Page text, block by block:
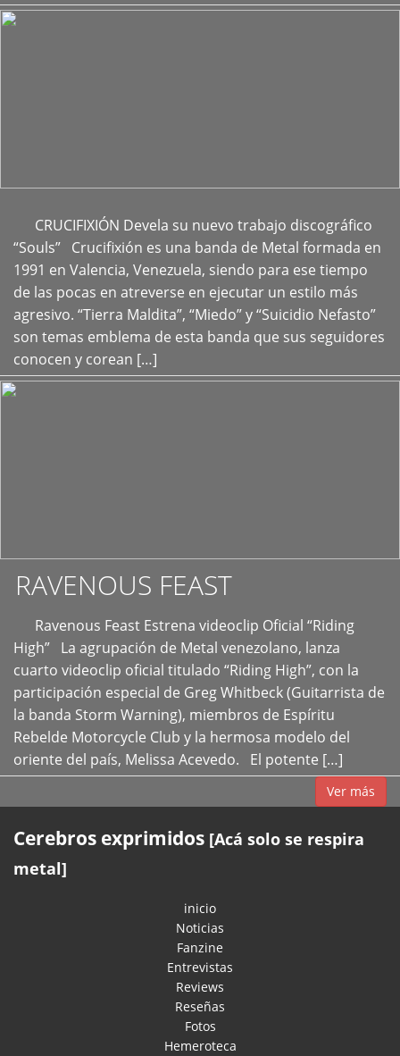
CRUCIFIXIÓN Devela su nuevo trabajo discográfico
“Souls” Crucifixión es una banda de Metal formada en
1991 en Valencia, Venezuela, siendo para ese tiempo
de las pocas en atreverse en ejecutar un estilo más
agresivo. “Tierra Maldita”, “Miedo” y “Suicidio Nefasto”
son temas emblema de esta banda que sus seguidores
conocen y corean […]
+
RAVENOUS FEAST
Ravenous Feast Estrena videoclip Oficial “Riding
High” La agrupación de Metal venezolano, lanza
cuarto videoclip oficial titulado “Riding High”, con la
participación especial de Greg Whitbeck (Guitarrista de
la banda Storm Warning), miembros de Espíritu
Rebelde Motorcycle Club y la hermosa modelo del
oriente del país, Melissa Acevedo. El potente […]
Ver más
Cerebros exprimidos [Acá solo se respira
metal]
inicio
Noticias
Fanzine
Entrevistas
Reviews
Reseñas
Fotos
Hemeroteca